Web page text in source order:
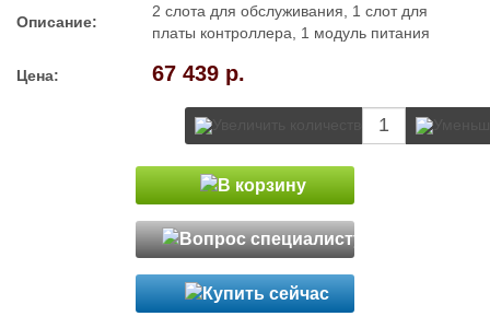
Описание:
2 слота для обслуживания, 1 слот для
платы контроллера, 1 модуль питания
Цена: 67 439 р.